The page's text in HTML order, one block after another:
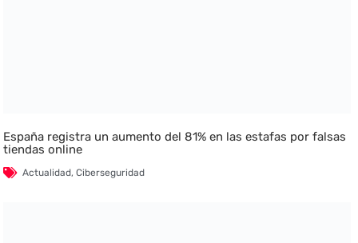
España registra un aumento del 81% en las estafas por falsas
tiendas online
Actualidad,Ciberseguridad